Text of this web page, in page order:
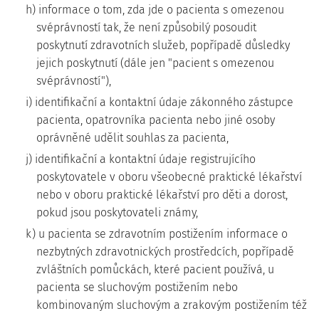
h) informace o tom, zda jde o pacienta s omezenou
svéprávností tak, že není způsobilý posoudit
poskytnutí zdravotních služeb, popřípadě důsledky
jejich poskytnutí (dále jen "pacient s omezenou
svéprávností"),
i) identifikační a kontaktní údaje zákonného zástupce
pacienta, opatrovníka pacienta nebo jiné osoby
oprávněné udělit souhlas za pacienta,
j) identifikační a kontaktní údaje registrujícího
poskytovatele v oboru všeobecné praktické lékařství
nebo v oboru praktické lékařství pro děti a dorost,
pokud jsou poskytovateli známy,
k) u pacienta se zdravotním postižením informace o
nezbytných zdravotnických prostředcích, popřípadě
zvláštních pomůckách, které pacient používá, u
pacienta se sluchovým postižením nebo
kombinovaným sluchovým a zrakovým postižením též